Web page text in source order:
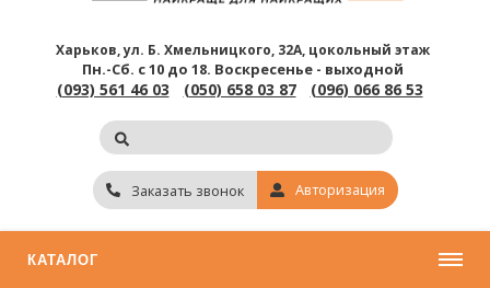
Харьков, ул. Б. Хмельницкого, 32А, цокольный этаж
Пн.-Сб. с 10 до 18. Воскресенье - выходной
(093) 561 46 03 (050) 658 03 87 (096) 066 86 53
Заказать звонок Авторизация
КАТАЛОГ